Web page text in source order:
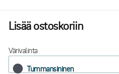
Lisää ostoskoriin
Värivalinta
Tummansininen